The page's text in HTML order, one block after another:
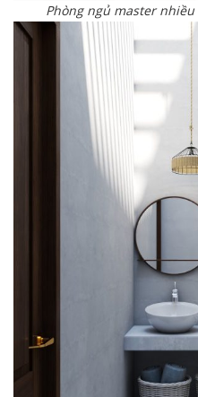
Phòng ngủ master